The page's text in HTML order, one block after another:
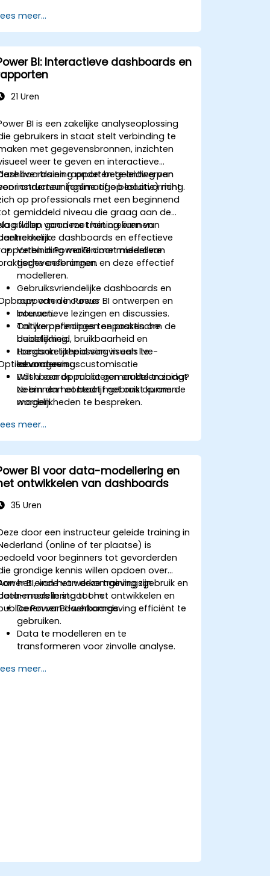
meer...
BI: Interactieve dashboards en
21 Uren
BI is een zakelijke analyseoplossing
gebruikers in staat stelt verbinding te
met gegevensbronnen, inzichten
weer te geven en interactieve
en rapporten te ontwerpen
ondernemingsmatige besluitvorming.
live-training onder begeleiding van
instructeur (online of op locatie) richt
op professionals met een beginnend
gemiddeld niveau die graag aan de
willen gaan met het creëren van
dashboards en effectieve
in Power BI door middel van
oefeningen.
afloop van deze training kunnen
Verbinding maken met meerdere
gegevensbronnen en deze effectief
modelleren.
Gebruiksvriendelijke dashboards en
rapporten in Power BI ontwerpen en
bouwen.
Ontwerpprincipes toepassen om de
duidelijkheid, bruikbaarheid en
toegankelijkheid van visuals te
bevorderen.
Dashboards publiceren en delen zodat
ze binnen het bedrijf gebruikt kunnen
worden.
gebruik en de interactie tussen
gebruiker en dashboard verbeteren.
van de cursus
Interactieve lezingen en discussies.
Talrijke oefeningen en praktische
beoefening.
Handson toepassing in een live-
labomgeving.
voor cursuscustomisatie
Wilt u een op maat gemaakte training?
Neem dan contact met ons op om de
mogelijkheden te bespreken.
meer...
BI voor data-modellering en
ontwikkelen van dashboards
35 Uren
door een instructeur geleide training in
(online of ter plaatse) is
voor beginners tot gevorderden
grondige kennis willen opdoen over
BI, van het werkomgevingsgebruik en
modellering tot het ontwikkelen en
van dashboards.
het einde van deze training zijn
in staat om:
De Power BI-werkomgeving efficiënt te
gebruiken.
Data te modelleren en te
transformeren voor zinvolle analyse.
toe te passen om berekeningen te
meer...